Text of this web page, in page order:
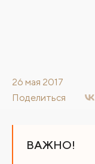
26 мая 2017
Поделиться
ВАЖНО!